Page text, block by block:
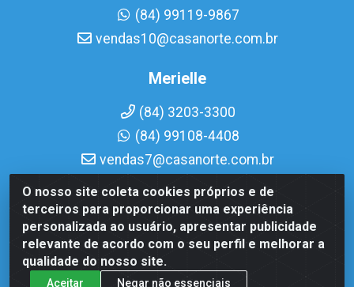
O nosso site coleta cookies próprios e de
terceiros para proporcionar uma experiência
personalizada ao usuário, apresentar publicidade
relevante de acordo com o seu perfil e melhorar a
qualidade do nosso site.
Aceitar Negar não essenciais
(84) 99119-9867
vendas10@casanorte.com.br
Merielle
(84) 3203-3300
(84) 99108-4408
vendas7@casanorte.com.br
Casa Norte LTDA - Av. Interventor Mário Câmara, 1815 -
Dix-Sept Rosado, Natal/RN - CEP 59054-600 - CNPJ
08.713.513/0001-51